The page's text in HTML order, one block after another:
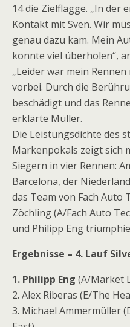
14 die Zielflagge. „In der
Kontakt mit Sven. Wir
genau dazu kam. Mein
konnte viel überholen“,
„Leider war mein
vorbei. Durch die
beschädigt und das
erklärte Müller.
Die Leistungsdichte des
Markenpokals zeigt sich
Siegern in vier Rennen:
Barcelona, der
das Team von Fach Auto
Zöchling (A/Fach Auto
und Philipp Eng
Ergebnisse – 4. Lauf
1. Philipp Eng (A/Market
2. Alex Riberas (E/The
3. Michael Ammermüller